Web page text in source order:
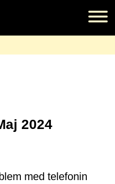
2024
med telefonin